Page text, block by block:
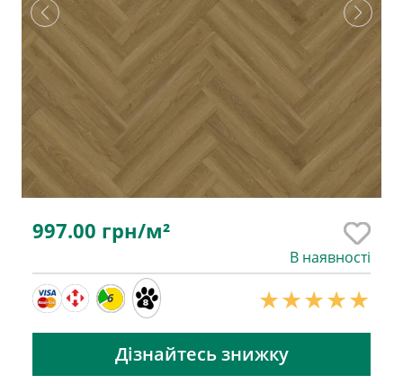
997.00 грн/м²
В наявності
6
Дізнайтесь знижку